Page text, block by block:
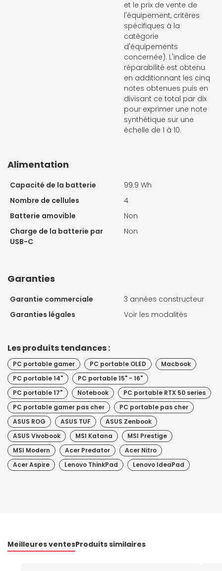
et le prix de vente de
l'équipement, critères
spécifiques à la
catégorie
d'équipements
concernée). L'indice de
réparabilité est obtenu
en additionnant les cinq
notes obtenues puis en
divisant ce total par dix
pour exprimer une note
synthétique sur une
échelle de 1 à 10.
Alimentation
Capacité de la batterie
99.9 Wh
Nombre de cellules
4
Batterie amovible
Non
Charge de la batterie par
USB-C
Non
Garanties
Garantie commerciale
3 années constructeur
Garanties légales
Voir les modalités
Les produits tendances :
PC portable gamer PC portable OLED
Macbook
PC portable 14"
PC portable 15" - 16"
PC portable 17"
Notebook
PC portable RTX 50 series
PC portable gamer pas cher
PC portable pas cher
ASUS ROG
ASUS TUF
ASUS Zenbook
ASUS Vivobook
MSI Katana
MSI Prestige
MSI Modern
Acer Predator
Acer Nitro
Acer Aspire
Lenovo ThinkPad Lenovo IdeaPad
Meilleures ventesProduits similaires